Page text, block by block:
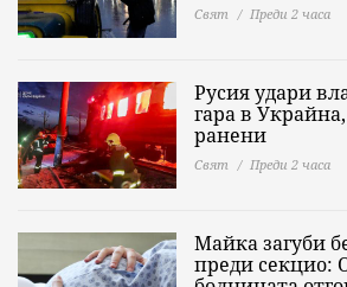
Свят Преди 2 часа
Русия удари
гара в
ранени
Свят Преди 2 часа
Майка загуби
преди секцио: